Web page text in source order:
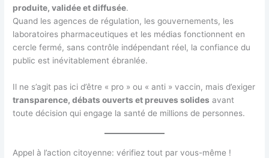
produite, validée et diffusée.
Quand les agences de régulation, les gouvernements, les
laboratoires pharmaceutiques et les médias fonctionnent en
cercle fermé, sans contrôle indépendant réel, la confiance du
public est inévitablement ébranlée.
Il ne s’agit pas ici d’être « pro » ou « anti » vaccin, mais d’exiger
transparence, débats ouverts et preuves solides avant
toute décision qui engage la santé de millions de personnes.
Appel à l’action citoyenne: vérifiez tout par vous-même !